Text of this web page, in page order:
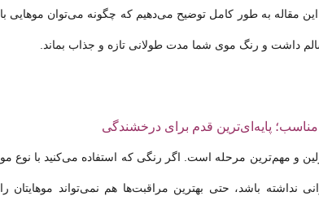
مقاله به طور کامل توضیح می‌دهیم که چگونه می‌توان موهایی با
داشت و رنگ موی شما مدت طولانی تازه و جذاب بماند.
و مهم‌ترین مرحله است. اگر رنگی که استفاده می‌کنید با نوع مو
نداشته باشد، حتی بهترین مراقبت‌ها هم نمی‌تواند موهایتان را